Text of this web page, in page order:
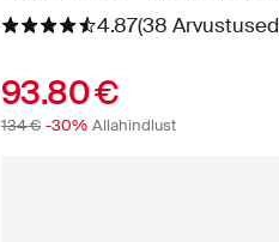
4.87(38
93.80 €
134 € -30% Allahindlust